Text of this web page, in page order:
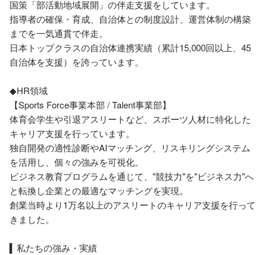
国策「部活動地域展開」の伴走支援をしています。
指導者の確保・育成、自治体との制度設計、運営体制の構築
までを一気通貫で伴走。
日本トップクラスの自治体連携実績（累計15,000回以上、45
自治体を支援）を誇っています。
◆HR領域
【Sports Force事業本部 / Talent事業部】
体育会学生や引退アスリートなど、スポーツ人材に特化した
キャリア支援を行っています。
独自開発の適性診断やAIマッチング、リスキリングシステム
を活用し、個々の強みを可視化。
ビジネス教育プログラムを通じて、"競技力"を"ビジネス力"へ
と転換し企業との最適なマッチングを実現。
創業当時より1万名以上のアスリートのキャリア支援を行って
きました。
▍私たちの強み・実績